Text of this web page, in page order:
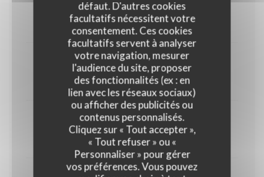
défaut. D'autres cookies
facultatifs nécessitent votre
consentement. Ces cookies
facultatifs servent à analyser
votre navigation, mesurer
l'audience du site, proposer
des fonctionnalités (ex : en
lien avec les réseaux sociaux)
ou afficher des publicités ou
contenus personnalisés.
Cliquez sur « Tout accepter »,
« Tout refuser » ou «
Personnaliser » pour gérer
vos préférences. Vous pouvez
Mousse de camembert et ses mouillettes
9,00 EUR
Selection de 4 fromages
22,00 EUR
Brillât savarin
9,00 EUR